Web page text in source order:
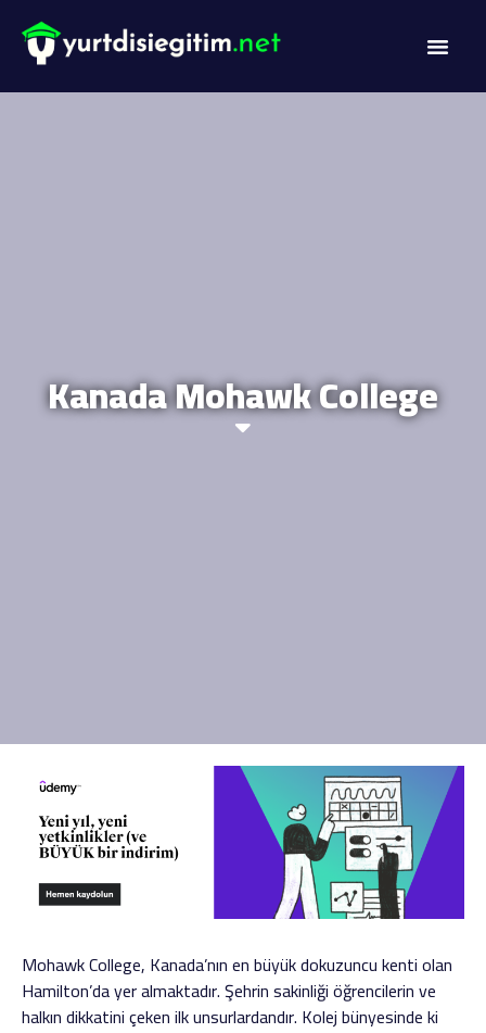
Kanada Mohawk College
Mohawk College, Kanada’nın en büyük dokuzuncu kenti olan
Hamilton’da yer almaktadır. Şehrin sakinliği öğrencilerin ve
halkın dikkatini çeken ilk unsurlardandır. Kolej bünyesinde ki